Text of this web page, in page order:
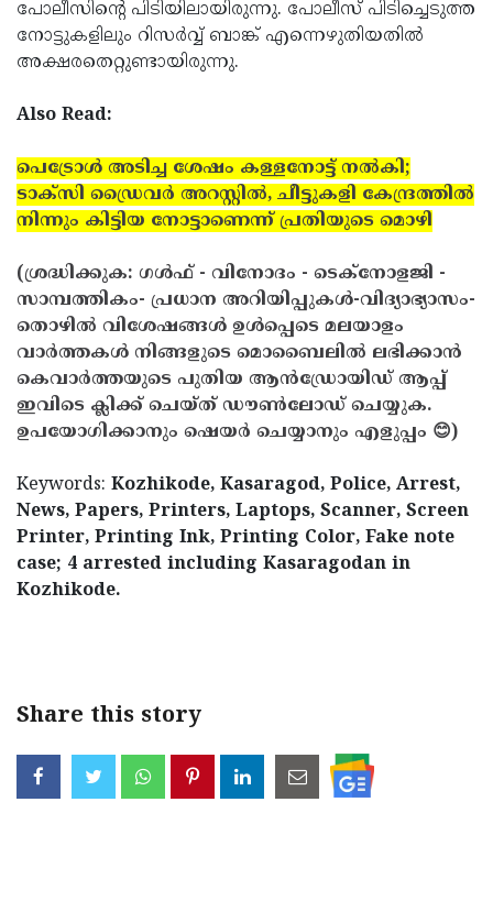
പോലീസിന്റെ പിടിയിലായിരുന്നു. പോലീസ് പിടിച്ചെടുത്ത
നോട്ടുകളിലും റിസര്‍വ്വ് ബാങ്ക് എന്നെഴുതിയതില്‍
അക്ഷരതെറ്റുണ്ടായിരുന്നു.
Also Read:
പെട്രോള്‍ അടിച്ച ശേഷം കള്ളനോട്ട് നല്‍കി;
ടാക്‌സി ഡ്രൈവര്‍ അറസ്റ്റില്‍, ചീട്ടുകളി കേന്ദ്രത്തില്‍
നിന്നും കിട്ടിയ നോട്ടാണെന്ന് പ്രതിയുടെ മൊഴി
(ശ്രദ്ധിക്കുക: ഗൾഫ് - വിനോദം - ടെക്നോളജി -
സാമ്പത്തികം- പ്രധാന അറിയിപ്പുകൾ-വിദ്യാഭ്യാസം-
തൊഴിൽ വിശേഷങ്ങൾ ഉൾപ്പെടെ മലയാളം
വാർത്തകൾ നിങ്ങളുടെ മൊബൈലിൽ ലഭിക്കാൻ
കെവാർത്തയുടെ പുതിയ ആൻഡ്രോയിഡ് ആപ്പ്
ഇവിടെ ക്ലിക്ക് ചെയ്ത് ഡൗൺലോഡ് ചെയ്യുക.
ഉപയോഗിക്കാനും ഷെയർ ചെയ്യാനും എളുപ്പം 😊)
Keywords: Kozhikode, Kasaragod, Police, Arrest,
News, Papers, Printers, Laptops, Scanner, Screen
Printer, Printing Ink, Printing Color, Fake note
case; 4 arrested including Kasaragodan in
Kozhikode.
Share this story